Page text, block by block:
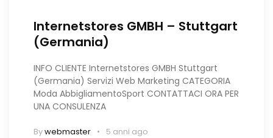
Internetstores GMBH – Stuttgart
(Germania)
INFO CLIENTE Internetstores GMBH Stuttgart
(Germania) Servizi Web Marketing CATEGORIA
Moda AbbigliamentoSport CONTATTACI ORA PER
UNA CONSULENZA
Bywebmaster 5 anni ago